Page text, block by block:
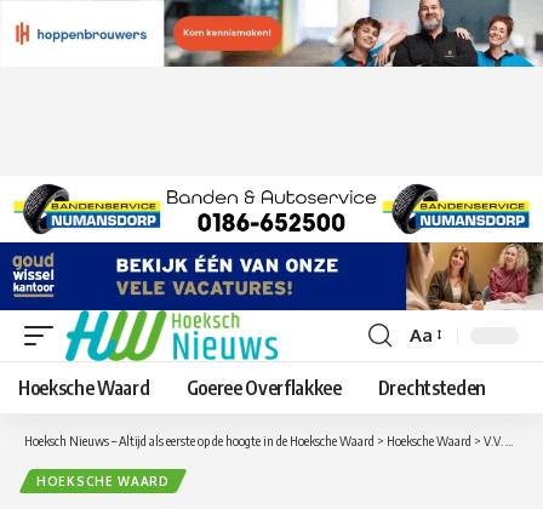
Lettergrootte
aanpassen
Aa
Hoeksche Waard Goeree Overflakkee Drechtsteden
Hoeksch Nieuws – Altijd als eerste op de hoogte in de Hoeksche Waard > Hoeksche Waard > V.V. Strijen organiseert gezellige bingo-avond met mooie prijzen op 8 november
HOEKSCHE WAARD